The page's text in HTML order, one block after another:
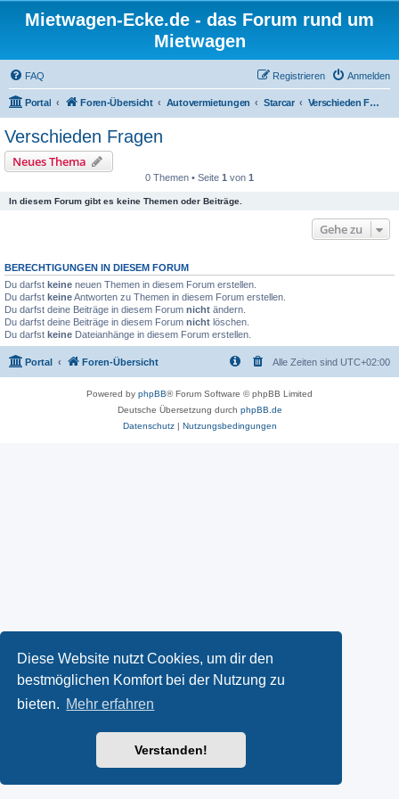
Diese Website nutzt Cookies, um dir den
bestmöglichen Komfort bei der Nutzung zu
bieten. Mehr erfahren
Verstanden!
Mietwagen-Ecke.de - das Forum rund um
Mietwagen
FAQ Anmelden
Registrieren
Portal Foren-Übersicht Autovermietungen Starcar Verschieden Fragen
Verschieden Fragen
Neues Thema
0 Themen • Seite 1 von 1
In diesem Forum gibt es keine Themen oder Beiträge.
Gehe zu
BERECHTIGUNGEN IN DIESEM FORUM
Du darfst keine neuen Themen in diesem Forum erstellen.
Du darfst keineAntworten zu Themen in diesem Forum erstellen.
Du darfst deine Beiträge in diesem Forum nicht ändern.
Du darfst deine Beiträge in diesem Forum nicht löschen.
Du darfst keine Dateianhänge in diesem Forum erstellen.
Portal Foren-Übersicht Alle Zeiten sind UTC+02:00
Powered by phpBB® Forum Software © phpBB Limited
Deutsche Übersetzung durch phpBB.de
Datenschutz| Nutzungsbedingungen